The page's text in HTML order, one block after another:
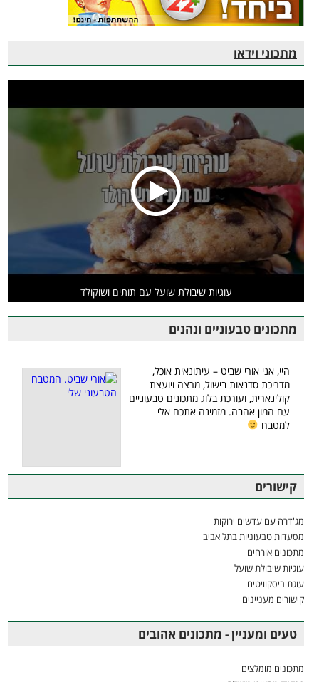
מתכוני וידאו
עוגיות שיבולת שועל עם תותים ושוקולד
מתכונים טבעוניים ונהנים
היי, אני אורי שביט – עיתונאית אוכל,
מדריכת סדנאות בישול, מרצה ויועצת
קולינארית, ועורכת בלוג מתכונים טבעוניים
עם המון אהבה. מזמינה אתכם אלי
למטבח
קישורים
מג'דרה עם עדשים ירוקות
מסעדות טבעוניות בתל אביב
מתכונים אורחים
עוגיות שיבולת שועל
עוגת ביסקוויטים
קישורים מעניינים
טעים ומעניין - מתכונים אהובים
מתכונים מומלצים